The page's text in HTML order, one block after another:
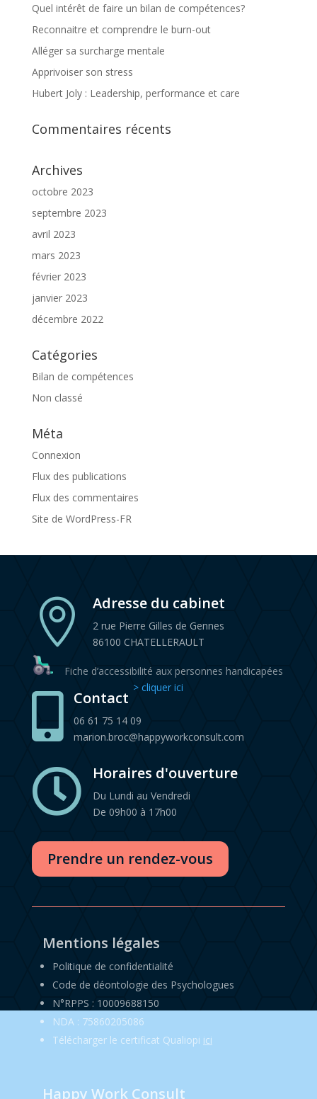
Quel intérêt de faire un bilan de compétences?
Reconnaitre et comprendre le burn-out
Alléger sa surcharge mentale
Apprivoiser son stress
Hubert Joly : Leadership, performance et care
Commentaires récents
Archives
octobre 2023
septembre 2023
avril 2023
mars 2023
février 2023
janvier 2023
décembre 2022
Catégories
Bilan de compétences
Non classé
Méta
Connexion
Flux des publications
Flux des commentaires
Site de WordPress-FR
 Adresse du cabinet
2 rue Pierre Gilles de Gennes
86100 CHATELLERAULT
Fiche d’accessibilité aux personnes handicapées
> cliquer ici
 Contact
06 61 75 14 09
marion.broc@happyworkconsult.com
 Horaires d'ouverture
Du Lundi au Vendredi
De 09h00 à 17h00
Prendre un rendez-vous
Mentions légales
Politique de confidentialité
Code de déontologie des Psychologues
N°RPPS : 10009688150
NDA : 75860205086
Télécharger le certificat Qualiopi ici
Happy Work Consult